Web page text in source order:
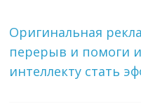
Оригинальная
перерыв и помоги
интеллекту стать